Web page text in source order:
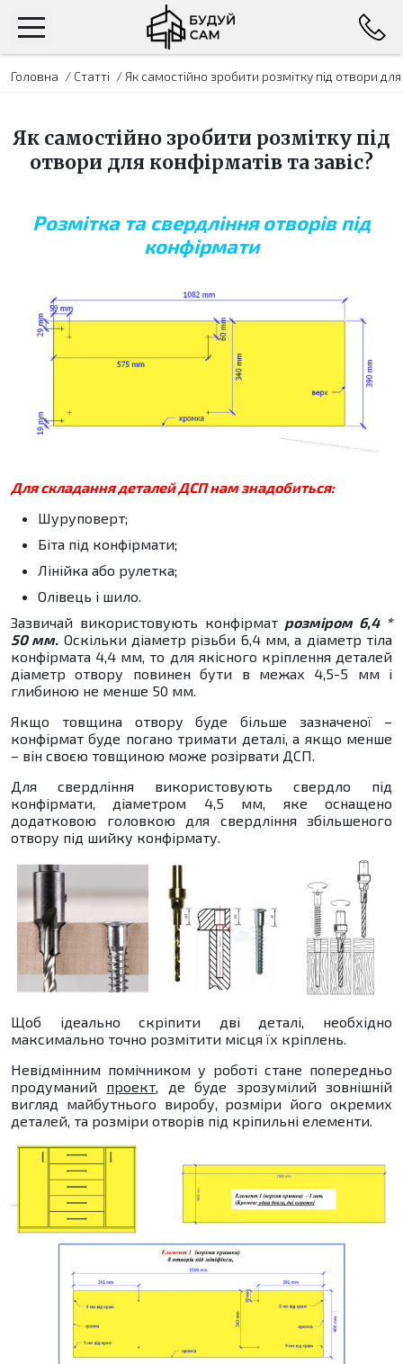
Головна / Статті / Як самостійно зробити розмітку під отвори
Як самостійно зробити розмітку під
отвори для конфірматів та завіс?
Розмітка та свердління отворів під
конфірмати
Для складання деталей ДСП нам знадобиться:
Шуруповерт;
Біта під конфірмати;
Лінійка або рулетка;
Олівець і шило.
Зазвичай використовують конфірмат розміром 6,4 *
50 мм. Оскільки діаметр різьби 6,4 мм, а діаметр тіла
конфірмата 4,4 мм, то для якісного кріплення деталей
діаметр отвору повинен бути в межах 4,5-5 мм і
глибиною не менше 50 мм.
Якщо товщина отвору буде більше зазначеної –
конфірмат буде погано тримати деталі, а якщо менше
– він своєю товщиною може розірвати ДСП.
Для свердління використовують свердло під
конфірмати, діаметром 4,5 мм, яке оснащено
додатковою головкою для свердління збільшеного
отвору під шийку конфірмату.
Щоб ідеально скріпити дві деталі, необхідно
максимально точно розмітити місця їх кріплень.
Невідмінним помічником у роботі стане попередньо
продуманий проект, де буде зрозумілий зовнішній
вигляд майбутнього виробу, розміри його окремих
деталей, та розміри отворів під кріпильні елементи.